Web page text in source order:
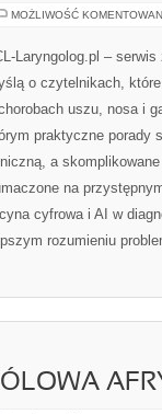
MOŻLIWOŚĆ
Laryngolog.pl –
o czytelnikach,
uszu, nosa i
praktyczne porady
a
na
cyfrowa i AI w
rozumieniu